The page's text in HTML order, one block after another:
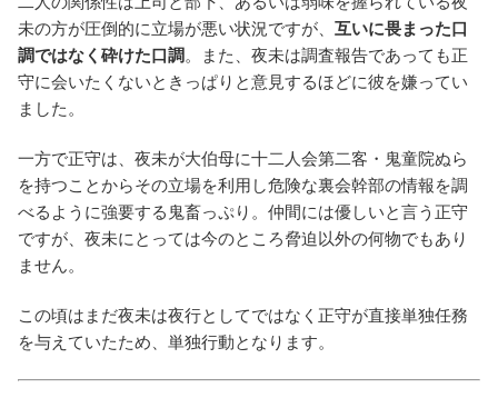
未の方が圧倒的に立場が悪い状況ですが、 互いに畏まった口
調ではなく砕けた口調。また、夜未は調査報告であっても正
守に会いたくないときっぱりと意見するほどに彼を嫌ってい
ました。
一方で正守は、夜未が大伯母に十二人会第二客・鬼童院ぬら
を持つことからその立場を利用し危険な裏会幹部の情報を調
べるように強要する鬼畜っぷり。仲間には優しいと言う正守
ですが、夜未にとっては今のところ脅迫以外の何物でもあり
ません。
この頃はまだ夜未は夜行としてではなく正守が直接単独任務
を与えていたため、単独行動となります。